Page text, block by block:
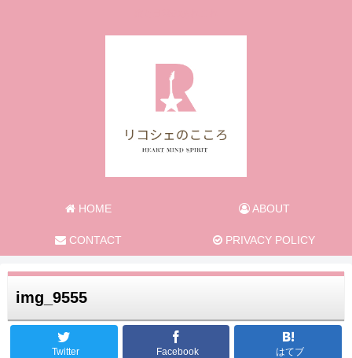
HOME ABOUT
CONTACT PRIVACY POLICY
img_9555
Twitter Facebook はてブ